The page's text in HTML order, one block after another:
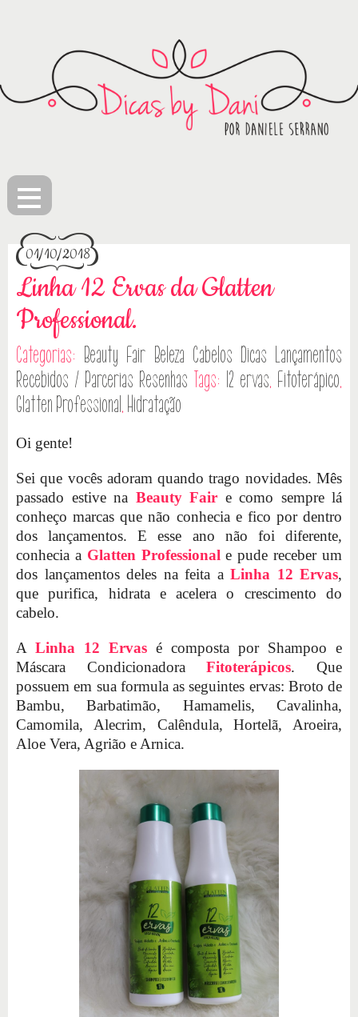
≡
01/10/2018
Linha 12 Ervas da Glatten
Professional.
Categorias: Beauty Fair Beleza Cabelos Dicas
Lançamentos
Recebidos / Parcerias Resenhas Tags: 12 ervas, Fitoterápico,
Glatten Professional, Hidratação
Oi gente!
Sei que vocês adoram quando trago novidades. Mês
passado estive na Beauty Fair e como sempre lá
conheço marcas que não conhecia e fico por dentro
dos lançamentos. E esse ano não foi diferente,
conhecia a Glatten Professional e pude receber um
dos lançamentos deles na feita a Linha 12 Ervas,
que purifica, hidrata e acelera o crescimento do
cabelo.
A Linha 12 Ervas é composta por Shampoo e
Máscara CondicionadoraFitoterápicos. Que
possuem em sua formula as seguintes ervas: Broto de
Bambu, Barbatimão, Hamamelis, Cavalinha,
Camomila, Alecrim, Calêndula, Hortelã, Aroeira,
Aloe Vera, Agrião e Arnica.